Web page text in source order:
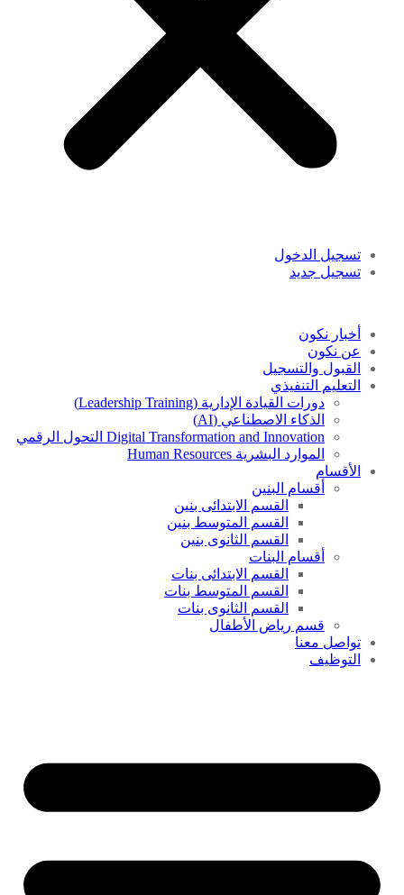
تسجيل الدخول
تسجيل جديد
أخبار نكون
عن نكون
القبول والتسجيل
التعليم التنفيذي
دورات القيادة الإدارية (Leadership Training)
الذكاء الاصطناعي (AI)
Digital Transformation and Innovation التحول الرقمي
الموارد البشرية Human Resources
الأقسام
أقسام البنين
القسم الابتدائى بنين
القسم المتوسط بنين
القسم الثانوى بنين
أقسام البنات
القسم الابتدائى بنات
القسم المتوسط بنات
القسم الثانوى بنات
قسم رياض الأطفال
تواصل معنا
التوظيف